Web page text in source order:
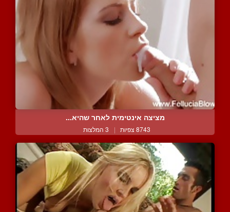
מציצה אינטימית לאחר שהיא...
8743 צפיות | 3 המלצות